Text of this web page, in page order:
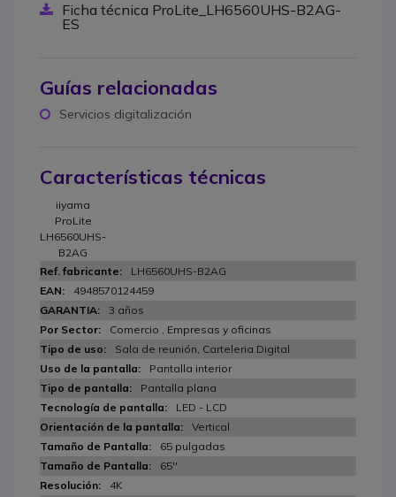
Ficha técnica ProLite_LH6560UHS-B2AG-
ES
Guías relacionadas
Servicios digitalización
Características técnicas
iiyama
ProLite
LH6560UHS-
B2AG
LH6560UHS-B2AG
4948570124459
3 años
Comercio , Empresas y oficinas
Sala de reunión, Carteleria Digital
Pantalla interior
Pantalla plana
LED - LCD
Vertical
65 pulgadas
65''
4K